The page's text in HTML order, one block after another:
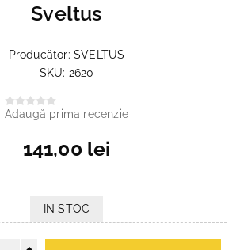
Sveltus
Producător: SVELTUS
SKU: 2620
Adaugă prima recenzie
141,00 lei
IN STOC